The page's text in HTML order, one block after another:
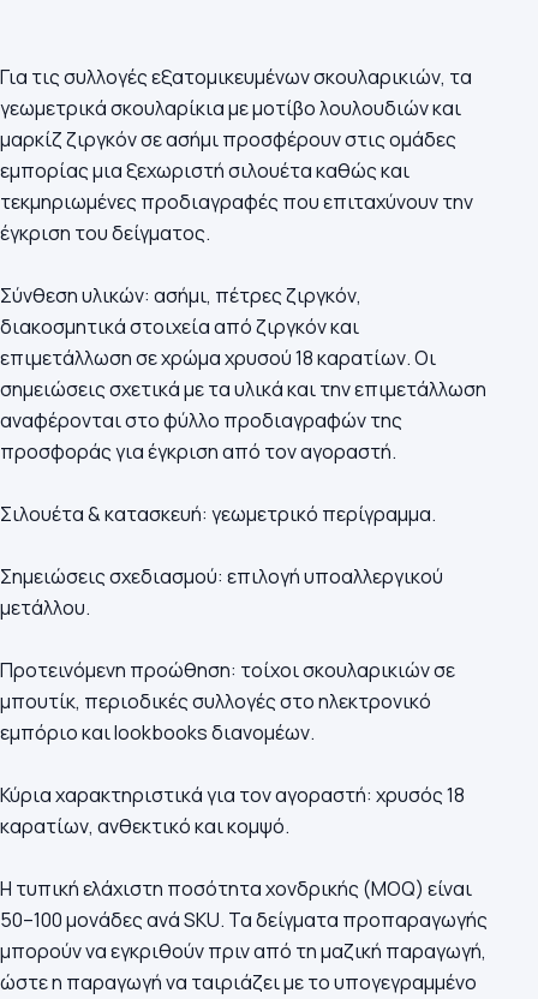
Για τις συλλογές εξατομικευμένων σκουλαρικιών, τα
γεωμετρικά σκουλαρίκια με μοτίβο λουλουδιών και
μαρκίζ ζιργκόν σε ασήμι προσφέρουν στις ομάδες
εμπορίας μια ξεχωριστή σιλουέτα καθώς και
τεκμηριωμένες προδιαγραφές που επιταχύνουν την
έγκριση του δείγματος.
Σύνθεση υλικών: ασήμι, πέτρες ζιργκόν,
διακοσμητικά στοιχεία από ζιργκόν και
επιμετάλλωση σε χρώμα χρυσού 18 καρατίων. Οι
σημειώσεις σχετικά με τα υλικά και την επιμετάλλωση
αναφέρονται στο φύλλο προδιαγραφών της
προσφοράς για έγκριση από τον αγοραστή.
Σιλουέτα & κατασκευή: γεωμετρικό περίγραμμα.
Σημειώσεις σχεδιασμού: επιλογή υποαλλεργικού
μετάλλου.
Προτεινόμενη προώθηση: τοίχοι σκουλαρικιών σε
μπουτίκ, περιοδικές συλλογές στο ηλεκτρονικό
εμπόριο και lookbooks διανομέων.
Κύρια χαρακτηριστικά για τον αγοραστή: χρυσός 18
καρατίων, ανθεκτικό και κομψό.
Η τυπική ελάχιστη ποσότητα χονδρικής (MOQ) είναι
50–100 μονάδες ανά SKU. Τα δείγματα προπαραγωγής
μπορούν να εγκριθούν πριν από τη μαζική παραγωγή,
ώστε η παραγωγή να ταιριάζει με το υπογεγραμμένο